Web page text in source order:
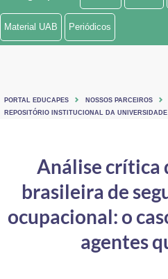
Ministério de Minas e Energia
Ministério do Turismo
Controladoria-Geral da União
Ministério da Mulher, da Família e dos
Material UAB Periódicos
PORTAL EDUCAPES
NOSSOS PARCEIROS
REPOSITÓRIO INSTITUCIONAL DA
Análise crítica
brasileira de
ocupacional: o
agentes